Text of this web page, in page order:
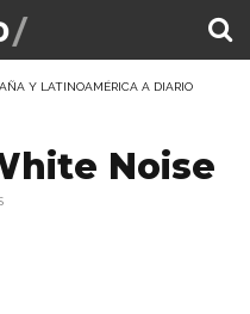
Y LATINOAMÉRICA A DIARIO
Noise